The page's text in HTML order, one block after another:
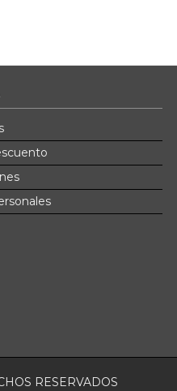
RESERVADOS